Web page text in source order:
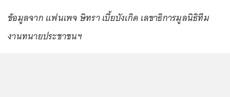
ข้อมูลจาก แฟนเพจ ษิทรา เบี้ยบังเกิด เลขาธิการมูลนิธิทีม
งานทนายประชาชนฯ